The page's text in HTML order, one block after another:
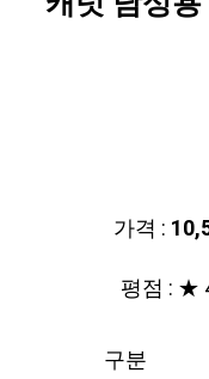
가격 :
평점 : ★
구분